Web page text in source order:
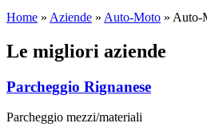
Home » Aziende » Auto-Moto » Auto-
Le migliori aziende
Parcheggio Rignanese
Parcheggio mezzi/materiali